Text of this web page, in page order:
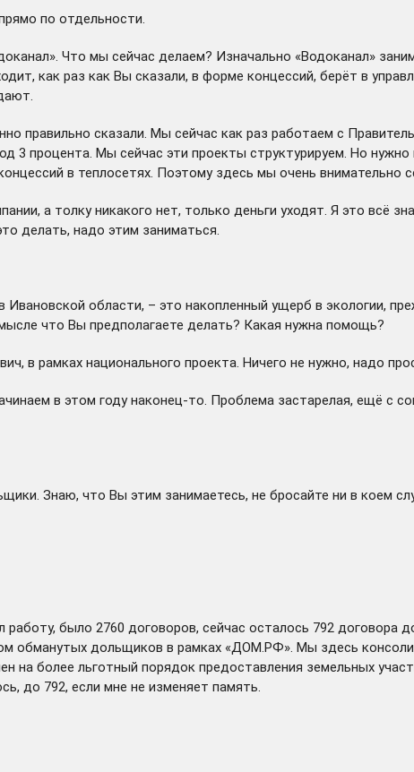
по отдельности.
Что мы сейчас делаем? Изначально «Водоканал»
как раз как Вы сказали, в форме концессий, берёт в
правильно сказали. Мы сейчас как раз работаем с
процента. Мы сейчас эти проекты структурируем. Но нужно
в теплосетях. Поэтому здесь мы очень внимательно
а толку никакого нет, только деньги уходят. Я это всё
делать, надо этим заниматься.
области, – это накопленный ущерб в экологии,
что Вы предполагаете делать? Какая нужна помощь?
в рамках национального проекта. Ничего не нужно, надо
в этом году наконец-то. Проблема застарелая, ещё с
Знаю, что Вы этим занимаетесь, не бросайте ни в коем
было 2760 договоров, сейчас осталось 792 договора
обманутых дольщиков в рамках «ДОМ.РФ». Мы здесь
на более льготный порядок предоставления земельных
до 792, если мне не изменяет память.